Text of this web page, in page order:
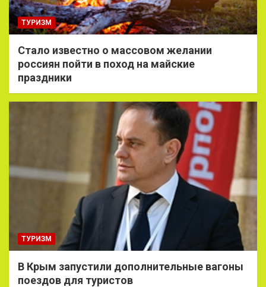
ТУРИЗМ
Стало известно о массовом желании
россиян пойти в поход на майские
праздники
ТУРИЗМ
В Крым запустили дополнительные вагоны
поездов для туристов